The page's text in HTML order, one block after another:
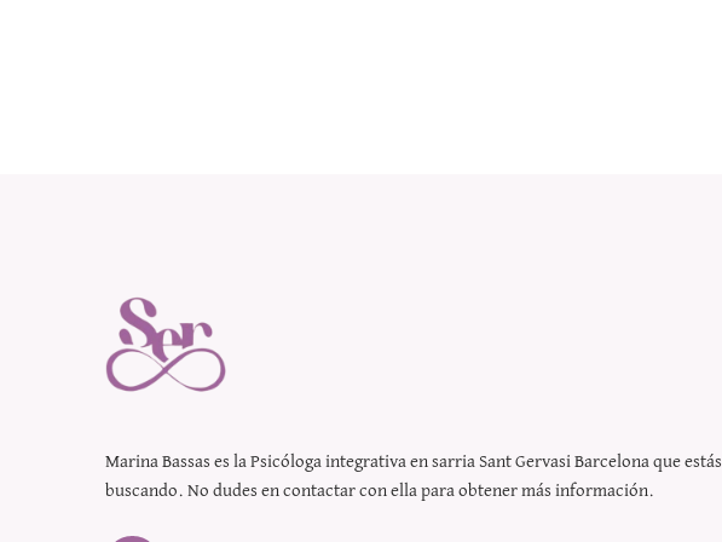
Marina Bassas es la Psicóloga integrativa en sarria Sant Gervasi Barcelona que estás
buscando. No dudes en contactar con ella para obtener más información.